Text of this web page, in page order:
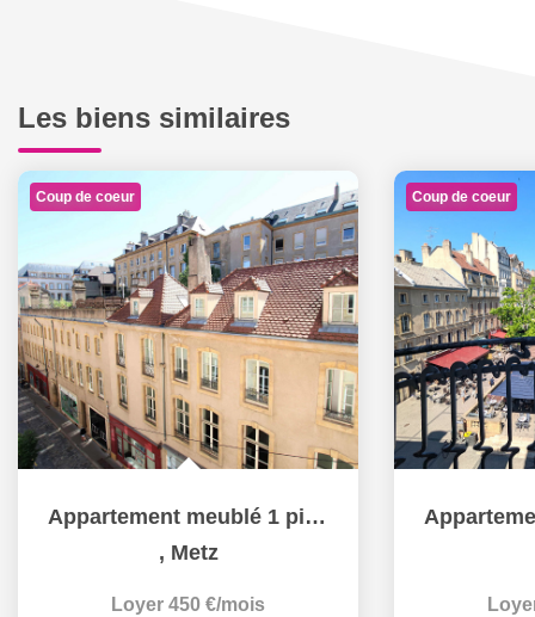
Les biens similaires
Coup de coeur
Appartement meublé 1 pièce 18 m² à louer à METZ hypercentre
, Metz
Loyer 450 €/mois
Coup de coeur